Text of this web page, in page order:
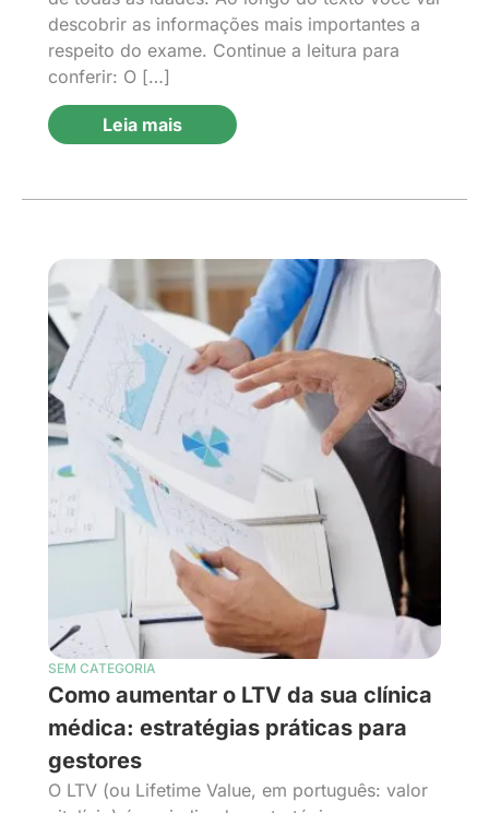
descobrir as informações mais importantes a
respeito do exame. Continue a leitura para
conferir: O […]
Leia mais
SEM CATEGORIA
Como aumentar o LTV da sua clínica
médica: estratégias práticas para
gestores
O LTV (ou Lifetime Value, em português: valor